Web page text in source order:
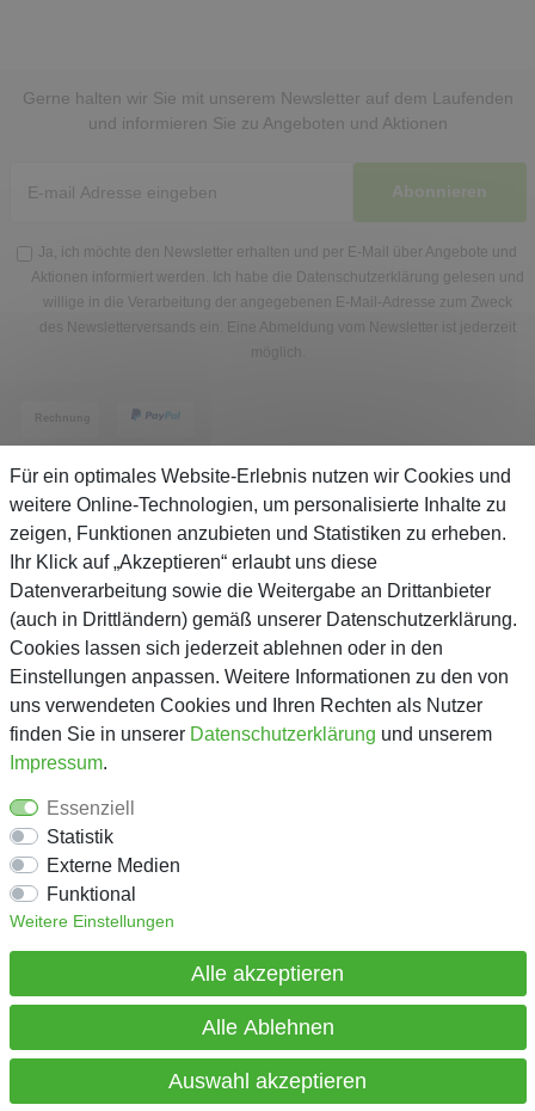
Gerne halten wir Sie mit unserem Newsletter auf dem Laufenden
und informieren Sie zu Angeboten und Aktionen
Abonnieren
Ja, ich möchte den Newsletter erhalten und per E-Mail über Angebote und
Aktionen informiert werden. Ich habe die Datenschutzerklärung gelesen und
willige in die Verarbeitung der angegebenen E-Mail-Adresse zum Zweck
des Newsletterversands ein. Eine Abmeldung vom Newsletter ist jederzeit
möglich.
Service
Unternehmen
Kontaktformular
AGB
Datenschutz
Impressum
Lieferkette
Mein Konto
Impressum
© Copyright 2026 Gejo Service GmbH | Alle Rechte vorbehalten.
Für ein optimales Website-Erlebnis nutzen wir Cookies und
weitere Online-Technologien, um personalisierte Inhalte zu
zeigen, Funktionen anzubieten und Statistiken zu erheben.
Ihr Klick auf „Akzeptieren“ erlaubt uns diese
Datenverarbeitung sowie die Weitergabe an Drittanbieter
(auch in Drittländern) gemäß unserer Datenschutzerklärung.
Cookies lassen sich jederzeit ablehnen oder in den
Einstellungen anpassen. Weitere Informationen zu den von
uns verwendeten Cookies und Ihren Rechten als Nutzer
finden Sie in unserer Daten­schutz­erklärung und unserem
Impressum.
Essenziell
Statistik
Externe Medien
Funktional
Weitere Einstellungen
Alle akzeptieren
Alle Ablehnen
Auswahl akzeptieren